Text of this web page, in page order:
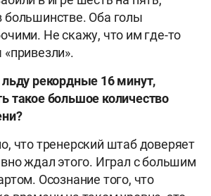
большинстве. Оба голы
Не скажу, что им где-то
рекордные 16 минут,
такое большое количество
что тренерский штаб доверяет
ждал этого. Играл с большим
Осознание того, что